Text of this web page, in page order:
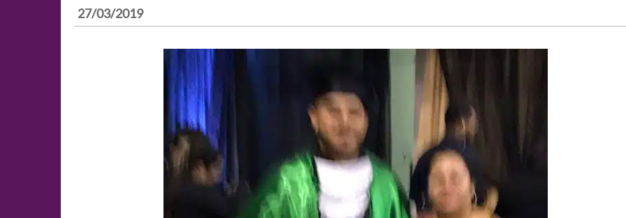
27/03/2019